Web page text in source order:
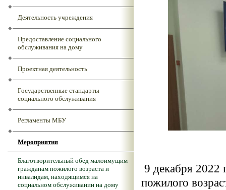
Деятельность учреждения
Предоставление социального
обслуживания на дому
Проектная деятельность
Государственные стандарты
социального обслуживания
Регламенты МБУ
Мероприятия
Благотворительный обед малоимущим
гражданам пожилого возраста и
инвалидам, находящимся на
социальном обслуживании на дому
9 декабря 2022
пожилого